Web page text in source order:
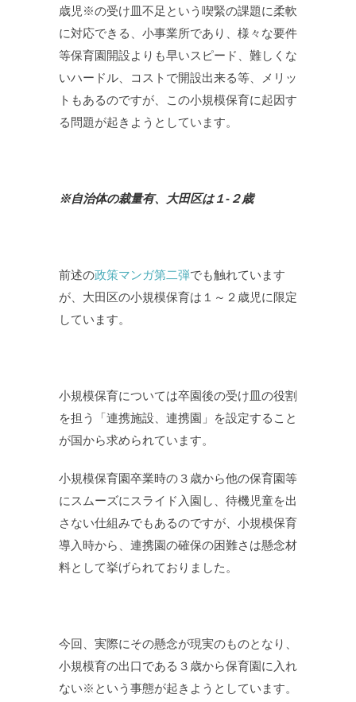
歳児※の受け皿不足という喫緊の課題に柔軟
に対応できる、小事業所であり、様々な要件
等保育園開設よりも早いスピード、難しくな
いハードル、コストで開設出来る等、メリッ
トもあるのですが、この小規模保育に起因す
る問題が起きようとしています。
※自治体の裁量有、大田区は１-２歳
前述の政策マンガ第二弾でも触れています
が、大田区の小規模保育は１～２歳児に限定
しています。
小規模保育については卒園後の受け皿の役割
を担う「連携施設、連携園」を設定すること
が国から求められています。
小規模保育園卒業時の３歳から他の保育園等
にスムーズにスライド入園し、待機児童を出
さない仕組みでもあるのですが、小規模保育
導入時から、連携園の確保の困難さは懸念材
料として挙げられておりました。
今回、実際にその懸念が現実のものとなり、
小規模育の出口である３歳から保育園に入れ
ない※という事態が起きようとしています。